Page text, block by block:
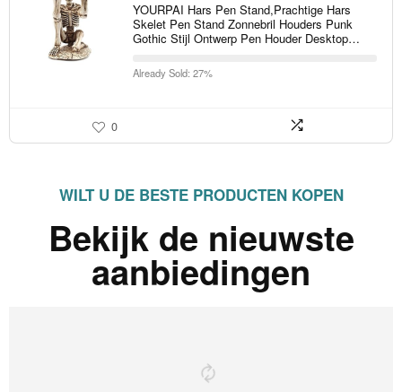
YOURPAI Hars Pen Stand,Prachtige Hars
Skelet Pen Stand Zonnebril Houders Punk
Gothic Stijl Ontwerp Pen Houder Desktop…
Already Sold: 27%
0
WILT U DE BESTE PRODUCTEN KOPEN
Bekijk de nieuwste
aanbiedingen